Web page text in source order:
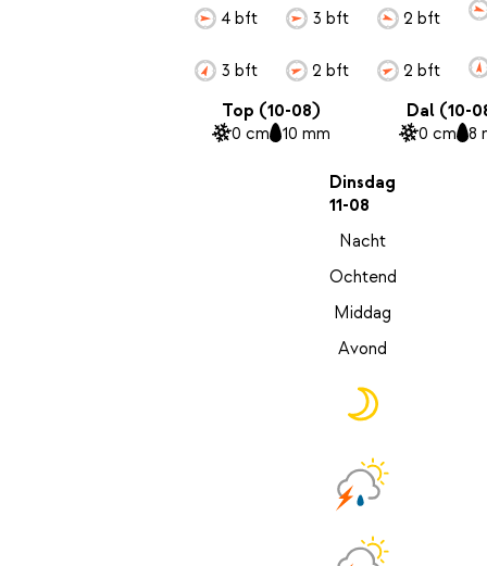
4 bft
3 bft
3 bft
2 bft
2 bft
2 bft
Top (10-08)
0 cm 10 mm
Dal (10-
0 cm 8
Dinsdag
11-08
Nacht
Ochtend
Middag
Avond